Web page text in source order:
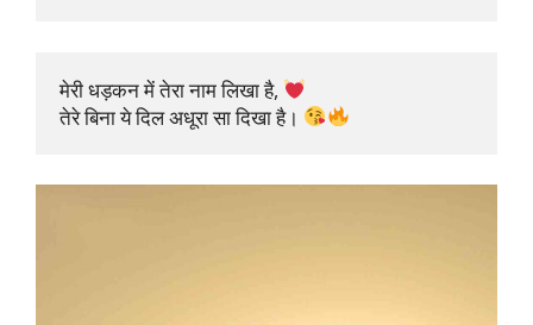
मेरी धड़कन में तेरा नाम लिखा है,
तेरे बिना ये दिल अधूरा सा दिखा है।